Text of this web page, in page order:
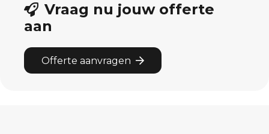
Vraag nu jouw offerte
aan
Offerte aanvragen